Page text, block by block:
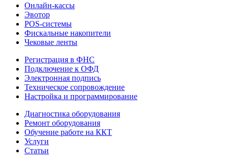
Онлайн-кассы
Эвотор
POS-системы
Фискальные накопители
Чековые ленты
Регистрация в ФНС
Подключение к ОФД
Электронная подпись
Техническое сопровождение
Настройка и программирование
Диагностика оборудования
Ремонт оборудования
Обучение работе на ККТ
Услуги
Статьи